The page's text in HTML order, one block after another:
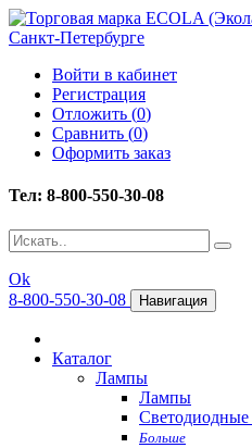
Войти в кабинет
Регистрация
Отложить (0)
Сравнить (0)
Оформить заказ
Тел: 8-800-550-30-08
Ok
8-800-550-30-08
Навигация
Каталог
Лампы
Лампы
Больше